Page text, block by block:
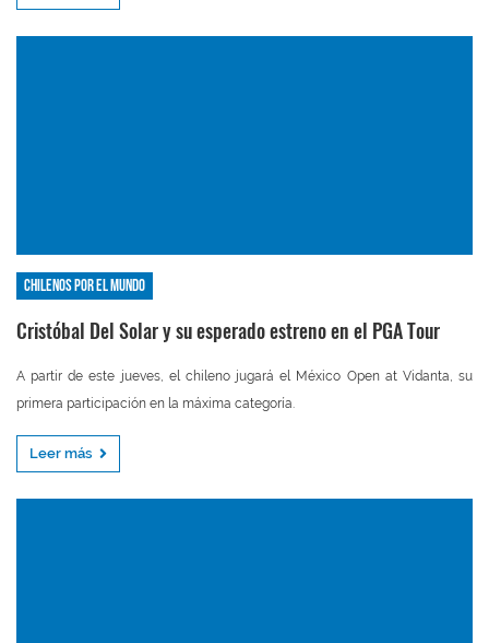
Chilenos por el mundo
Cristóbal Del Solar y su esperado estreno en el PGA Tour
A partir de este jueves, el chileno jugará el México Open at Vidanta, su
primera participación en la máxima categoría.
Leer más